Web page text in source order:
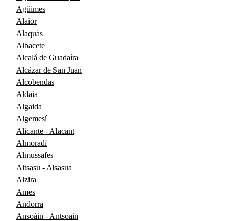
Agüimes
Alaior
Alaquàs
Albacete
Alcalá de Guadaíra
Alcázar de San Juan
Alcobendas
Aldaia
Algaida
Algemesí
Alicante - Alacant
Almoradí
Almussafes
Altsasu - Alsasua
Alzira
Ames
Andorra
Ansoáin - Antsoain